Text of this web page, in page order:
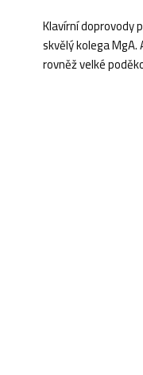
Klavírní doprovody
skvělý kolega
rovněž velké